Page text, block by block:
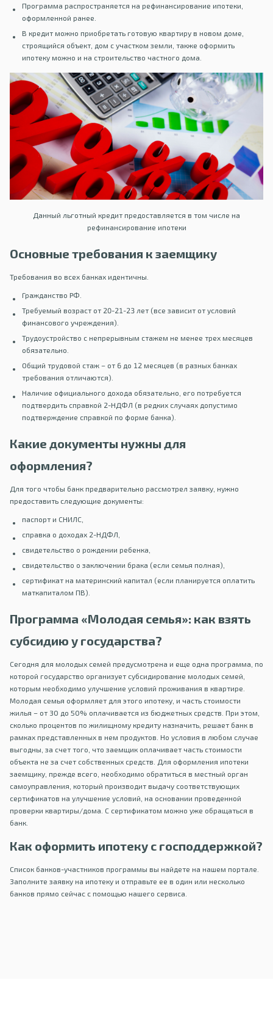
Программа распространяется на рефинансирование ипотеки,
оформленной ранее.
В кредит можно приобретать готовую квартиру в новом доме,
строящийся объект, дом с участком земли, также оформить
ипотеку можно и на строительство частного дома.
Данный льготный кредит предоставляется в том числе на
рефинансирование ипотеки
Основные требования к заемщику
Требования во всех банках идентичны.
Гражданство РФ.
Требуемый возраст от 20-21-23 лет (все зависит от условий
финансового учреждения).
Трудоустройство с непрерывным стажем не менее трех месяцев
обязательно.
Общий трудовой стаж – от 6 до 12 месяцев (в разных банках
требования отличаются).
Наличие официального дохода обязательно, его потребуется
подтвердить справкой 2-НДФЛ (в редких случаях допустимо
подтверждение справкой по форме банка).
Какие документы нужны для
оформления?
Для того чтобы банк предварительно рассмотрел заявку, нужно
предоставить следующие документы:
паспорт и СНИЛС,
справка о доходах 2-НДФЛ,
свидетельство о рождении ребенка,
свидетельство о заключении брака (если семья полная),
сертификат на материнский капитал (если планируется оплатить
маткапиталом ПВ).
Программа «Молодая семья»: как взять
субсидию у государства?
Сегодня для молодых семей предусмотрена и еще одна программа, по
которой государство организует субсидирование молодых семей,
которым необходимо улучшение условий проживания в квартире.
Молодая семья оформляет для этого ипотеку, и часть стоимости
жилья – от 30 до 50% оплачивается из бюджетных средств. При этом,
сколько процентов по жилищному кредиту назначить, решает банк в
рамках представленных в нем продуктов. Но условия в любом случае
выгодны, за счет того, что заемщик оплачивает часть стоимости
объекта не за счет собственных средств. Для оформления ипотеки
заемщику, прежде всего, необходимо обратиться в местный орган
самоуправления, который производит выдачу соответствующих
сертификатов на улучшение условий, на основании проведенной
проверки квартиры/дома. С сертификатом можно уже обращаться в
банк.
Как оформить ипотеку с господдержкой?
Список банков-участников программы вы найдете на нашем портале.
Заполните заявку на ипотеку и отправьте ее в один или несколько
банков прямо сейчас с помощью нашего сервиса.